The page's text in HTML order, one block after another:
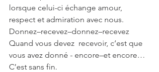
lorsque celui-ci échange amour,
respect et admiration avec nous.
Donnez–recevez–donnez–recevez
Quand vous devez  recevoir, c’est que
vous avez donné - encore–et encore…
C’est sans fin.